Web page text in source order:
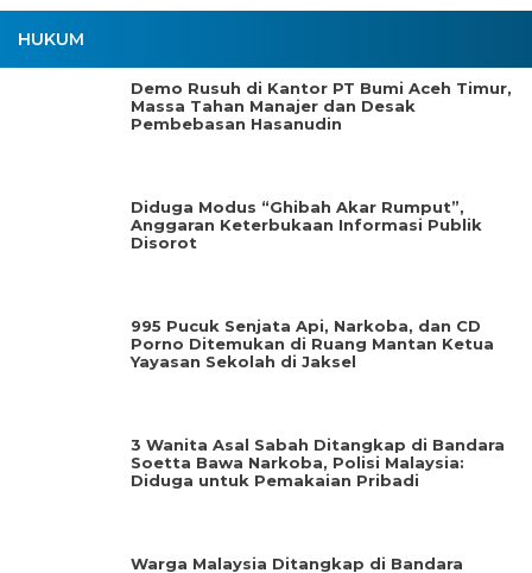
HUKUM
Demo Rusuh di Kantor PT Bumi Aceh Timur,
Massa Tahan Manajer dan Desak
Pembebasan Hasanudin
Diduga Modus “Ghibah Akar Rumput”,
Anggaran Keterbukaan Informasi Publik
Disorot
995 Pucuk Senjata Api, Narkoba, dan CD
Porno Ditemukan di Ruang Mantan Ketua
Yayasan Sekolah di Jaksel
3 Wanita Asal Sabah Ditangkap di Bandara
Soetta Bawa Narkoba, Polisi Malaysia:
Diduga untuk Pemakaian Pribadi
Warga Malaysia Ditangkap di Bandara